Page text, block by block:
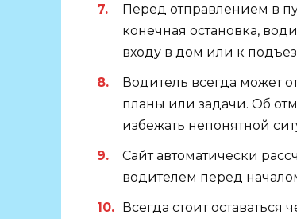
Перед отправлением в
конечная остановка,
входу в дом или к
Водитель всегда может
планы или задачи. Об
избежать непонятной
Сайт автоматически
водителем перед
Всегда стоит оставаться